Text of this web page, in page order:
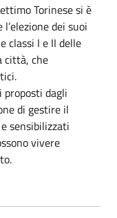
Torinese si è
dei suoi
classi I e II delle
città, che
dagli
di gestire il
sensibilizzati
vivere